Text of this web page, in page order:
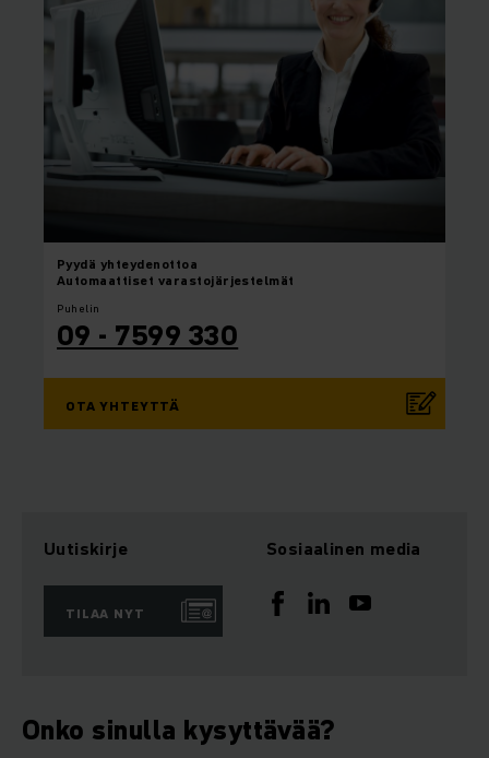
Pyydä yhteydenottoa
Automaattiset varastojärjestelmät
Puhelin
09 - 7599 330
OTA YHTEYTTÄ
Uutiskirje
TILAA NYT
Sosiaalinen media
Onko sinulla kysyttävää?